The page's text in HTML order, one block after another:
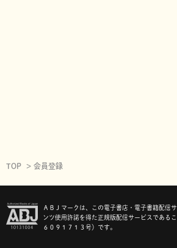
TOP 会員登録
ＡＢＪマークは、この電子書店・電子書籍配信
ンツ使用許諾を得た正規版配信サービスである
６０９１７１３号）です。